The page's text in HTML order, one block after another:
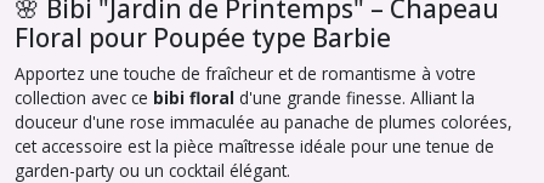
🌸 Bibi "Jardin de Printemps" – Chapeau
Floral pour Poupée type Barbie
Apportez une touche de fraîcheur et de romantisme à votre
collection avec ce bibi floral d'une grande finesse. Alliant la
douceur d'une rose immaculée au panache de plumes colorées,
cet accessoire est la pièce maîtresse idéale pour une tenue de
garden-party ou un cocktail élégant.